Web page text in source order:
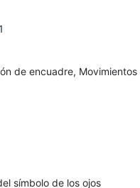
de encuadre, Movimientos
símbolo de los ojos